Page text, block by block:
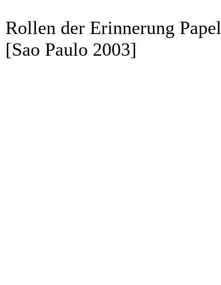
Rollen der Erinnerung
[Sao Paulo 2003]